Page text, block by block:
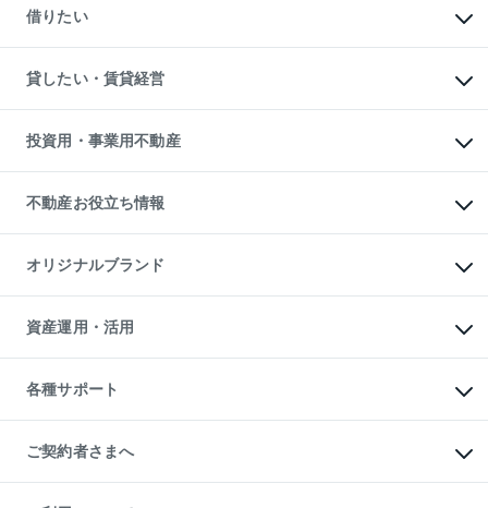
中古一戸建ての購入
不動産購入の流れ
注目キーワード物件特集
購入ガイド
English 繁体中文簡体中文
一戸建ての売却・査定
土地の売却・査定
スピードAI査定
不動産査定について
不動産売却の流れ
不動産買換えの流れ
売却ガイド
借りたい
オフィス・店舗の賃貸
借りるときの流れ
借りるガイド
貸したい・賃貸経営
マンション賃料データ
賃貸管理プラン
リロケーションについて
貸すガイド
投資用・事業用不動産
事業用不動産
マンション投資
投資用マンション
アパート経営
収益物件
ビル購入（ビル一棟）
投資用不動産の売却査定
事業用不動産の売却査定
不動産お役立ち情報
マンションライブラリー
人気マンションランキング
暮らしに役立つ不動産メディア
不動産相場・不動産価格情報
不動産コラム・ニュース
不動産用語集
不動産なんでもネット相談室
住まいの税金
オリジナルブランド
一棟リノベーションマンション
L`GENTE（ルジェンテ）
区分リノベーションマンション
投資用一棟レジデンスWELL
不動産小口投資
LEGACIA（レガシア）
資産運用・活用
不動産M&A
アセットマネジメント・出資
各種サポート
相続サポート
リフォームサポート
ご契約者さまへ